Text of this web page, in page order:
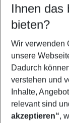
Find the perfect
Your
Any airport
Select your
12/08/26–
Who will
2 adults
Ihnen das
bieten?
Wir verwenden
unsere
Dadurch
verstehen und
Inhalte,
relevant sind
akzeptieren“,